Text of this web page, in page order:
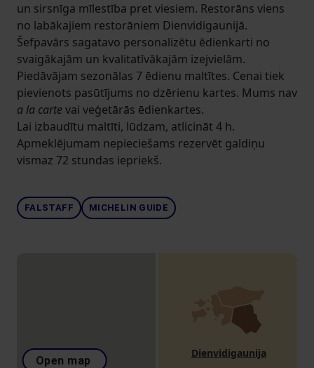
un sirsnīga mīlestība pret viesiem. Restorāns viens
no labākajiem restorāniem Dienvidigaunijā.
Šefpavārs sagatavo personalizētu ēdienkarti no
svaigākajām un kvalitatīvākajām izejvielām.
Piedāvājam sezonālas 7 ēdienu maltītes. Cenai tiek
pievienots pasūtījums no dzērienu kartes. Mums nav
a la cartevai veģetārās ēdienkartes.
Lai izbaudītu maltīti, lūdzam, atlicināt 4 h.
Apmeklējumam nepieciešams rezervēt galdiņu
vismaz 72 stundas iepriekš.
FALSTAFF MICHELIN GUIDE
Open map
Dienvidigaunija